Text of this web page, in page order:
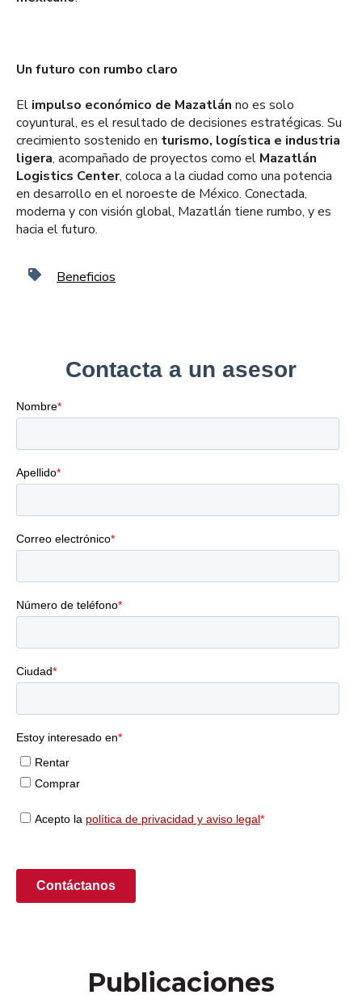
Un futuro con rumbo claro
El impulso económico de Mazatlán no es solo
coyuntural, es el resultado de decisiones estratégicas. Su
crecimiento sostenido en turismo, logística e industria
ligera, acompañado de proyectos como el Mazatlán
Logistics Center, coloca a la ciudad como una potencia
en desarrollo en el noroeste de México. Conectada,
moderna y con visión global, Mazatlán tiene rumbo, y es
hacia el futuro.
Beneficios
Publicaciones